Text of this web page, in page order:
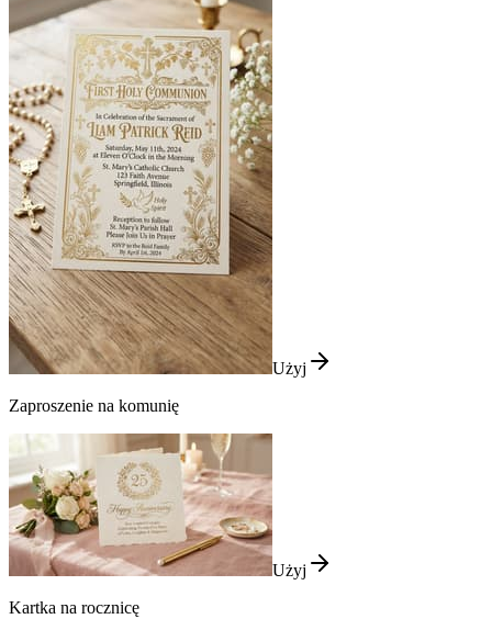
Użyj
Zaproszenie na komunię
Użyj
Kartka na rocznicę